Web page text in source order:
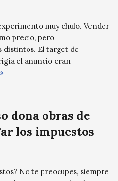
muy chulo. Vender
precio, pero
distintos. El target de
el anuncio eran
dona obras de
los impuestos
No te preocupes, siempre